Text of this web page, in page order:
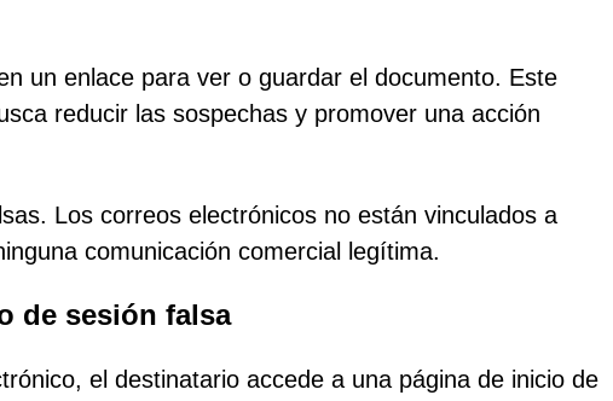
un enlace para ver o guardar el documento. Este
reducir las sospechas y promover una acción
Los correos electrónicos no están vinculados a
comunicación comercial legítima.
de sesión falsa
el destinatario accede a una página de inicio de